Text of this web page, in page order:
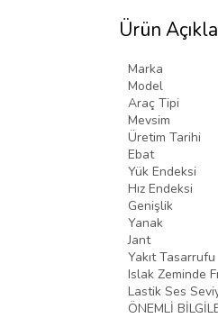
Ürün
Marka
Model
Araç Tipi
Mevsim
Üretim Tarihi
Ebat
Yük Endeksi
Hız Endeksi
Genişlik
Yanak
Jant
Yakıt Tasarrufu
Islak Zeminde
Lastik Ses
ÖNEMLİ